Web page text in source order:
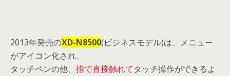
2013年発売のXD-N8500(ビジネスモデル)は、メニュー
がアイコン化され、
タッチペンの他、 指で直接触れてタッチ操作ができるよ